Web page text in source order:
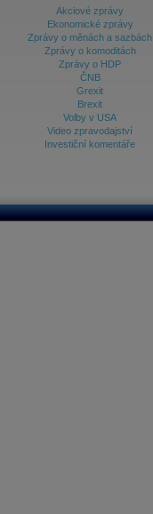
Akciové zprávy
Ekonomické zprávy
Zprávy o měnách a sazbách
Zprávy o komoditách
Zprávy o HDP
ČNB
Grexit
Brexit
Volby v USA
Video zpravodajství
Investiční komentáře